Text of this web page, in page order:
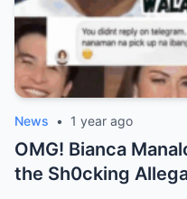
News • 1 year ago
OMG! Bianca
the Sh0cking